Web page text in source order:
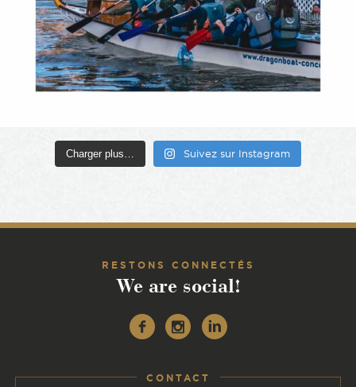
Charger plus… Suivez sur Instagram
RESTONS CONNECTÉS
We are social!
CONTACT